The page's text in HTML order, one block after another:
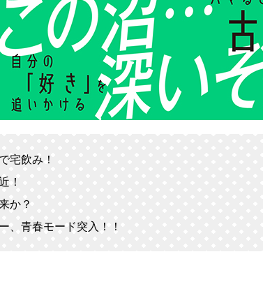
宅飲み！
！
か？
、青春モード突入！！